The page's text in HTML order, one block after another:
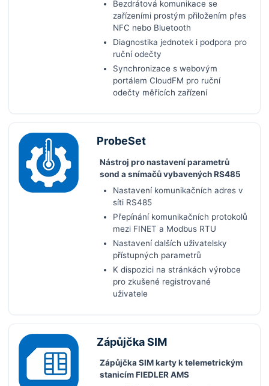
Bezdrátová komunikace se
zařízeními prostým přiložením přes
NFC nebo Bluetooth
Diagnostika jednotek i podpora pro
ruční odečty
Synchronizace s webovým
portálem CloudFM pro ruční
odečty měřících zařízení
ProbeSet
Nástroj pro nastavení parametrů
sond a snímačů vybavených RS485
Nastavení komunikačních adres v
síti RS485
Přepínání komunikačních protokolů
mezi FINET a Modbus RTU
Nastavení dalších uživatelsky
přístupných parametrů
K dispozici na stránkách výrobce
pro zkušené registrované
uživatele
Zápůjčka SIM
Zápůjčka SIM karty k telemetrickým
stanicím FIEDLER AMS